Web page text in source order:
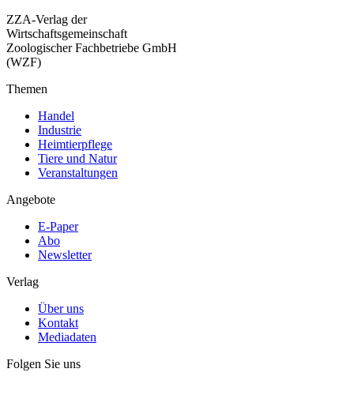
ZZA-Verlag der
Wirtschaftsgemeinschaft
Zoologischer Fachbetriebe GmbH
(WZF)
Themen
Handel
Industrie
Heimtierpflege
Tiere und Natur
Veranstaltungen
Angebote
E-Paper
Abo
Newsletter
Verlag
Über uns
Kontakt
Mediadaten
Folgen Sie uns